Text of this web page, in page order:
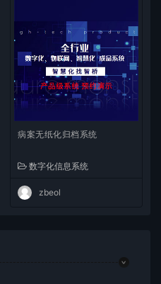
病案无纸化归档系统
数字化信息系统
zbeol